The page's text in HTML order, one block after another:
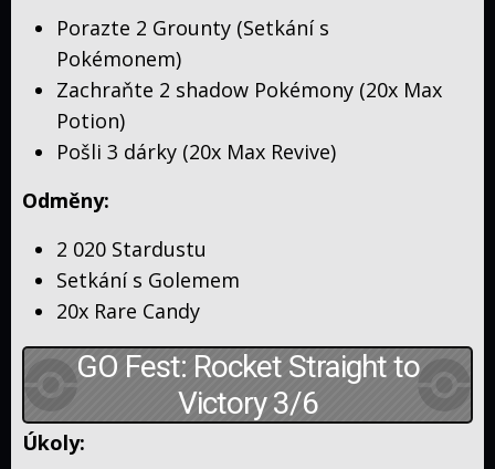
Porazte 2 Grounty (Setkání s
Pokémonem)
Zachraňte 2 shadow Pokémony (20x Max
Potion)
Pošli 3 dárky (20x Max Revive)
Odměny:
2 020 Stardustu
Setkání s Golemem
20x Rare Candy
GO Fest: Rocket Straight to
Victory 3/6
Úkoly: